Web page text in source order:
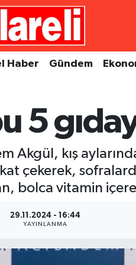
Haber Gündem
5
Akgül, kış
çekerek,
bolca vitamin
29.11.2024 - 16:44
YAYINLANMA